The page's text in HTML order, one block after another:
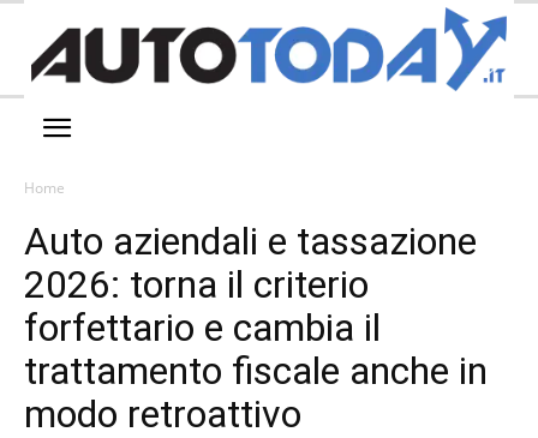
Home
Auto aziendali e tassazione
2026: torna il criterio
forfettario e cambia il
trattamento fiscale anche in
modo retroattivo